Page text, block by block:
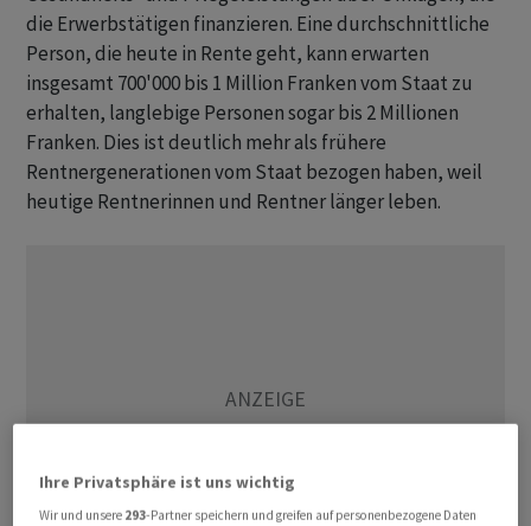
die Erwerbstätigen finanzieren. Eine durchschnittliche
Person, die heute in Rente geht, kann erwarten
insgesamt 700'000 bis 1 Million Franken vom Staat zu
erhalten, langlebige Personen sogar bis 2 Millionen
Franken. Dies ist deutlich mehr als frühere
Rentnergenerationen vom Staat bezogen haben, weil
heutige Rentnerinnen und Rentner länger leben.
Ihre Privatsphäre ist uns wichtig
Wir und unsere 293-Partner speichern und greifen auf personenbezogene Daten